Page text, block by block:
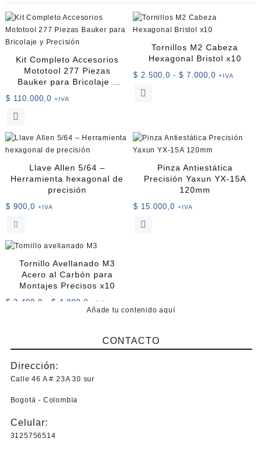
Kit Completo Accesorios
Mototool 277 Piezas
Bauker para Bricolaje y
$ 110.000,0 +IVA
Tornillos M2 Cabeza
Hexagonal Bristol x10
$ 2.500,0 - $ 7.000,0 Rango
hasta
+IVA
Este
variantes.
Las
opciones
Llave Allen 5/64 –
Herramienta hexagonal de
precisión
$ 900,0 +IVA
Pinza Antiestática
Precisión Yaxun YX-15A
120mm
$ 15.000,0 +IVA
Tornillo Avellanado M3
Acero al Carbón para
Montajes Precisos x10
$ 2.400,0 $ 4.800,0 Rango
de
desde
$ 2.400,0
$ 4.800,0
+IVA
variantes.
Las
se
elegir
en
Añade tu contenido aquí
CONTACTO
Dirección:
Calle 46 A # 23A 30 sur
Bogotá - Colombia
Celular:
3125756514